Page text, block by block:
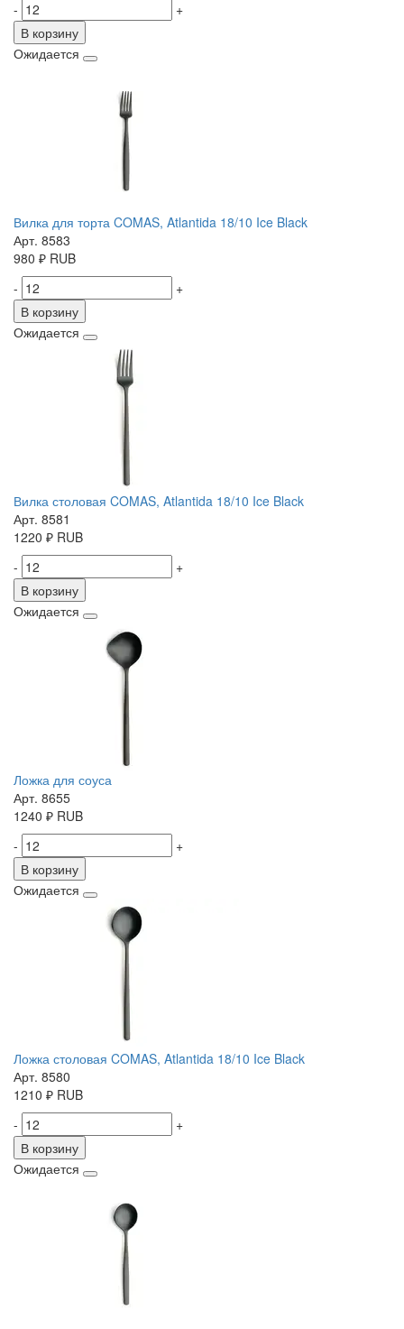
-
+
В корзину
Ожидается
Вилка для торта COMAS, Atlantida 18/10 Ice Black
Арт. 8583
980 ₽ RUB
-
+
В корзину
Ожидается
Вилка столовая COMAS, Atlantida 18/10 Ice Black
Арт. 8581
1220 ₽ RUB
-
+
В корзину
Ожидается
Ложка для соуса
Арт. 8655
1240 ₽ RUB
-
+
В корзину
Ожидается
Ложка столовая COMAS, Atlantida 18/10 Ice Black
Арт. 8580
1210 ₽ RUB
-
+
В корзину
Ожидается